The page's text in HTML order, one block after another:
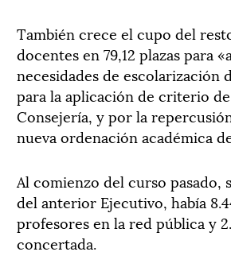
También crece el cupo del
docentes en 79,12 plazas para
necesidades de escolarización
para la aplicación de criterio
Consejería, y por la
nueva ordenación académica
Al comienzo del curso pasado,
del anterior Ejecutivo, había
profesores en la red pública y
concertada.